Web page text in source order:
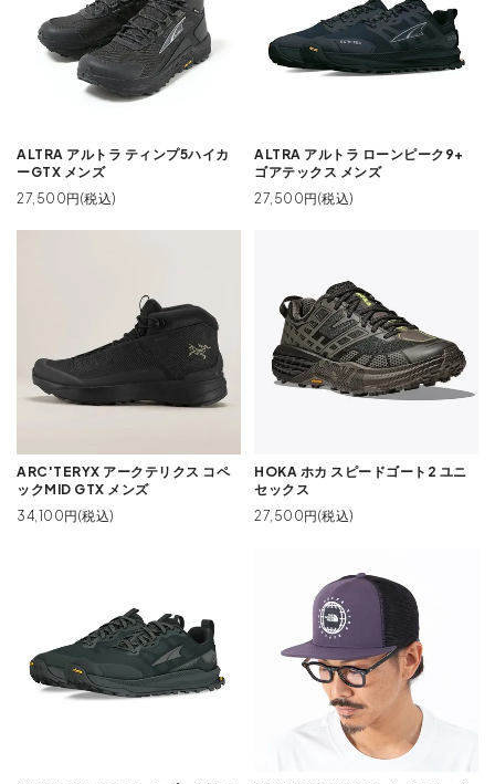
ALTRA アルトラ ティンプ5ハイカ
ーGTX メンズ
27,500円(税込)
ALTRA アルトラ ローンピーク9+
ゴアテックス メンズ
27,500円(税込)
ARC'TERYX アークテリクス コペ
ックMID GTX メンズ
34,100円(税込)
HOKA ホカ スピードゴート2 ユニ
セックス
27,500円(税込)